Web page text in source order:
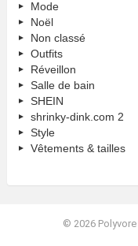
Mode
Noël
Non classé
Outfits
Réveillon
Salle de bain
SHEIN
shrinky-dink.com 2
Style
Vêtements & tailles
© 2026